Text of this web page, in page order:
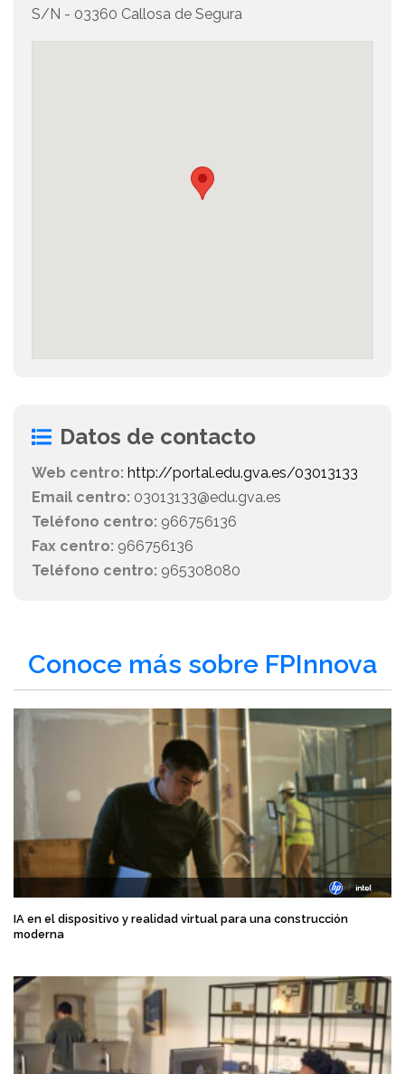
S/N - 03360 Callosa de Segura
Datos de contacto
Web centro: http://portal.edu.gva.es/03013133
Email centro: 03013133@edu.gva.es
Teléfono centro: 966756136
Fax centro: 966756136
Teléfono centro: 965308080
Conoce más sobre FPInnova
IA en el dispositivo y realidad virtual para una construcción
moderna